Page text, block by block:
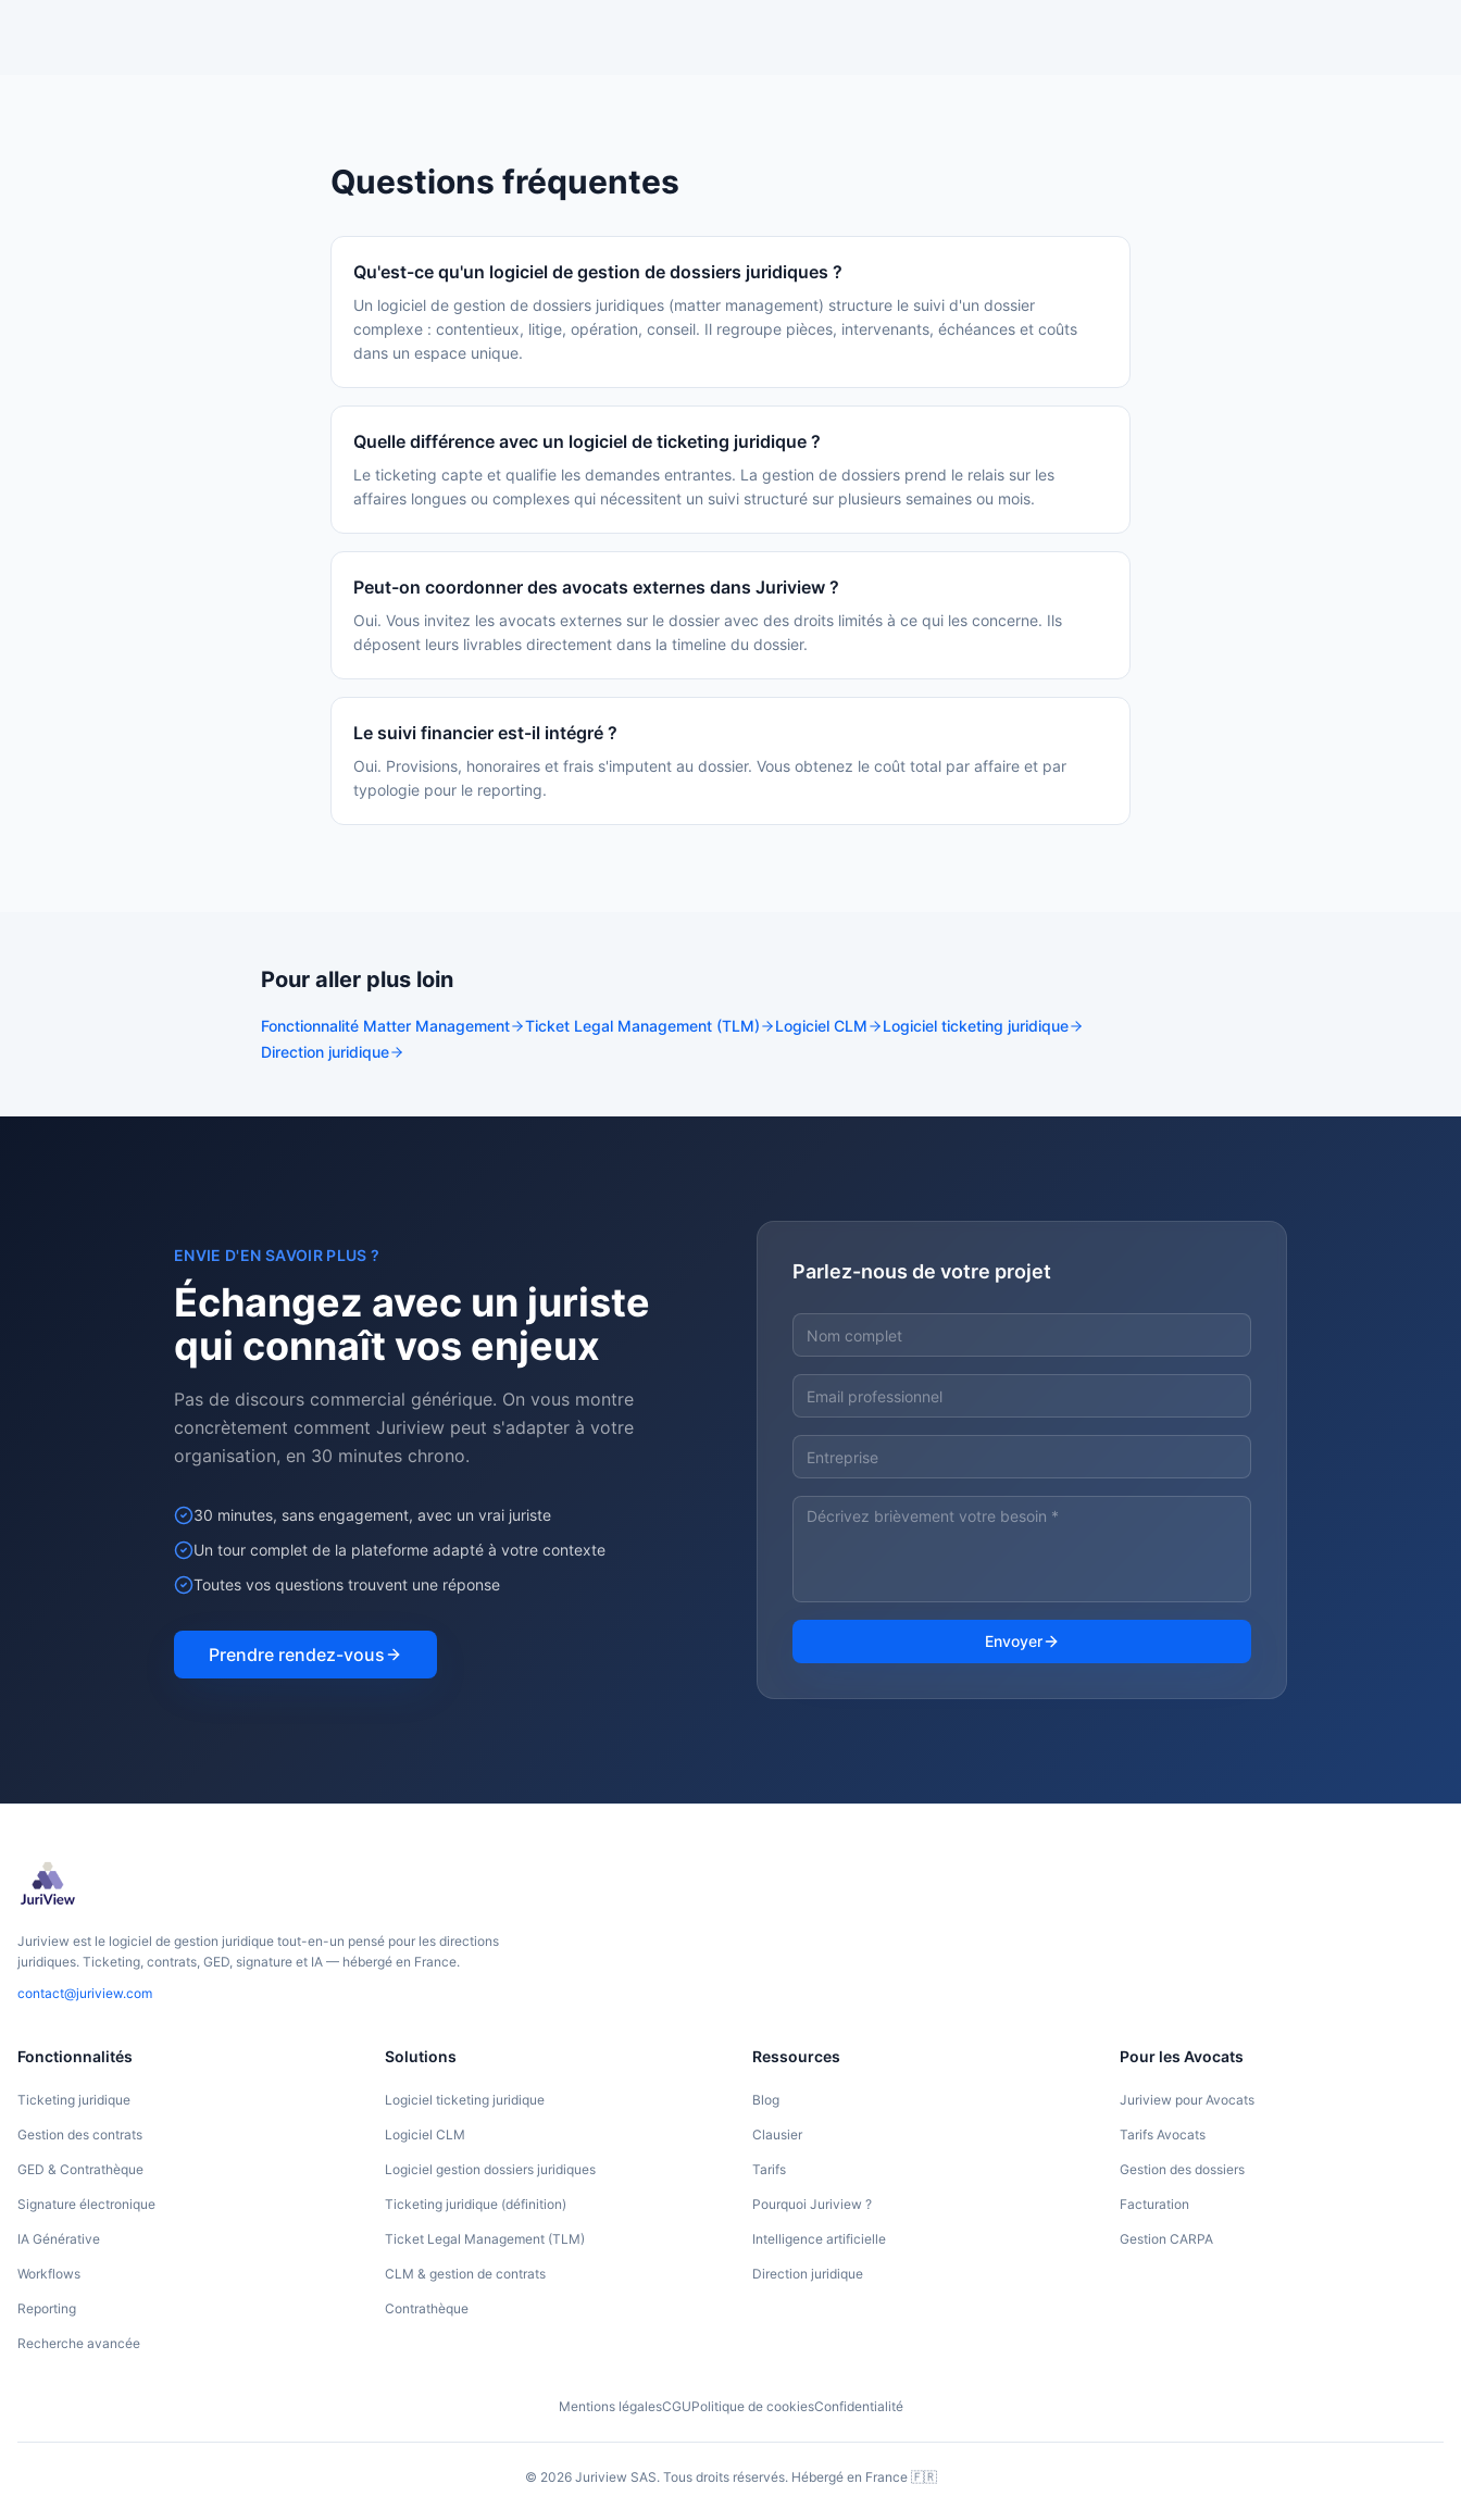
Questions fréquentes
Qu'est-ce qu'un logiciel de gestion de dossiers juridiques ?
Un logiciel de gestion de dossiers juridiques (matter management) structure le suivi d'un dossier
complexe : contentieux, litige, opération, conseil. Il regroupe pièces, intervenants, échéances et coûts
dans un espace unique.
Quelle différence avec un logiciel de ticketing juridique ?
Le ticketing capte et qualifie les demandes entrantes. La gestion de dossiers prend le relais sur les
affaires longues ou complexes qui nécessitent un suivi structuré sur plusieurs semaines ou mois.
Peut-on coordonner des avocats externes dans Juriview ?
Oui. Vous invitez les avocats externes sur le dossier avec des droits limités à ce qui les concerne. Ils
déposent leurs livrables directement dans la timeline du dossier.
Le suivi financier est-il intégré ?
Oui. Provisions, honoraires et frais s'imputent au dossier. Vous obtenez le coût total par affaire et par
typologie pour le reporting.
Pour aller plus loin
Fonctionnalité Matter Management Ticket Legal Management (TLM) Logiciel CLM
Logiciel ticketing juridique
Direction juridique
ENVIE D'EN SAVOIR PLUS ?
Échangez avec un juriste
qui connaît vos enjeux
Pas de discours commercial générique. On vous montre
concrètement comment Juriview peut s'adapter à votre
organisation, en 30 minutes chrono.
30 minutes, sans engagement, avec un vrai juriste
Un tour complet de la plateforme adapté à votre contexte
Toutes vos questions trouvent une réponse
Prendre rendez-vous
Parlez-nous de votre projet
Envoyer
Juriview est le logiciel de gestion juridique tout-en-un pensé pour les directions
juridiques. Ticketing, contrats, GED, signature et IA — hébergé en France.
contact@juriview.com
Fonctionnalités
Ticketing juridique
Gestion des contrats
GED & Contrathèque
Signature électronique
IA Générative
Workflows
Reporting
Recherche avancée
Solutions
Logiciel ticketing juridique
Logiciel CLM
Logiciel gestion dossiers juridiques
Ticketing juridique (définition)
Ticket Legal Management (TLM)
CLM & gestion de contrats
Contrathèque
Ressources
Blog
Clausier
Tarifs
Pourquoi Juriview ?
Intelligence artificielle
Direction juridique
Pour les Avocats
Juriview pour Avocats
Tarifs Avocats
Gestion des dossiers
Facturation
Gestion CARPA
Mentions légalesCGUPolitique de cookiesConfidentialité
© 2026Juriview SAS. Tous droits réservés. Hébergé en France 🇫🇷